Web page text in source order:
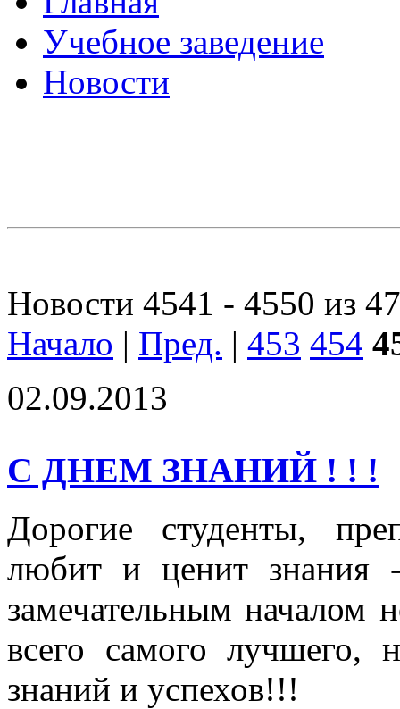
Учебное заведение
Новости
Новости 4541 - 4550 из
Начало | Пред. | 453 454
02.09.2013
С ДНЕМ ЗНАНИЙ ! ! !
Дорогие студенты,
любит и ценит
замечательным началом
всего самого лучшего,
знаний и успехов!!!